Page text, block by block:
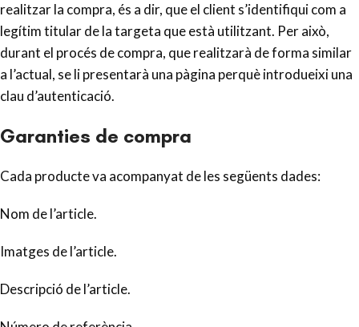
realitzar la compra, és a dir, que el client s’identifiqui com a
legítim titular de la targeta que està utilitzant. Per això,
durant el procés de compra, que realitzarà de forma similar
a l’actual, se li presentarà una pàgina perquè introdueixi una
clau d’autenticació.
Garanties de compra
Cada producte va acompanyat de les següents dades:
Nom de l’article.
Imatges de l’article.
Descripció de l’article.